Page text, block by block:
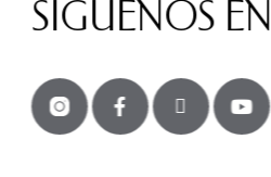
SÍGUENOS